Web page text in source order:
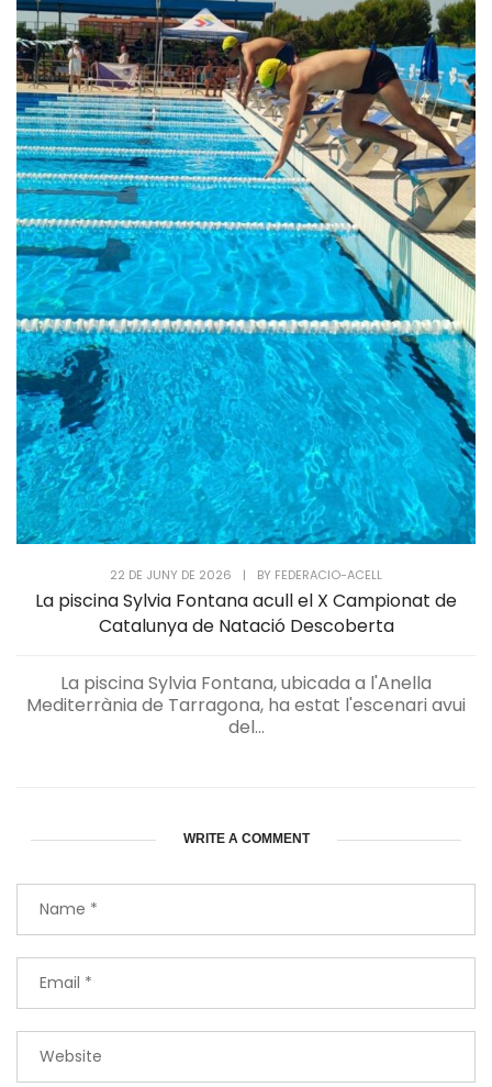
22 DE JUNY DE 2026 | BY FEDERACIO-ACELL
La piscina Sylvia Fontana acull el X Campionat de
Catalunya de Natació Descoberta
La piscina Sylvia Fontana, ubicada a l'Anella
Mediterrània de Tarragona, ha estat l'escenari avui
del...
WRITE A COMMENT